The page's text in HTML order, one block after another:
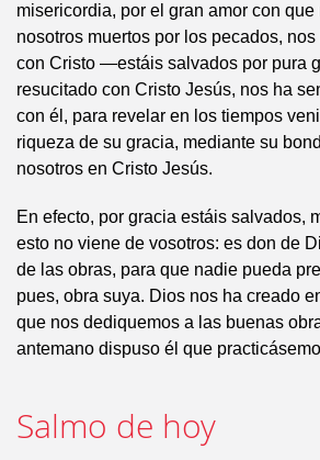
misericordia, por el gran amor con
nosotros muertos por los pecados,
con Cristo —estáis salvados por pura
resucitado con Cristo Jesús, nos ha
con él, para revelar en los tiempos
riqueza de su gracia, mediante su
nosotros en Cristo Jesús.
En efecto, por gracia estáis salvados,
esto no viene de vosotros: es don de
de las obras, para que nadie pueda
pues, obra suya. Dios nos ha creado
que nos dediquemos a las buenas
antemano dispuso él que
Salmo de hoy